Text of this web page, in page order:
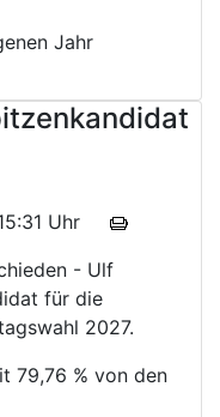
Jahr
15:31 Uhr
- Ulf
für die
2027.
79,76 % von den